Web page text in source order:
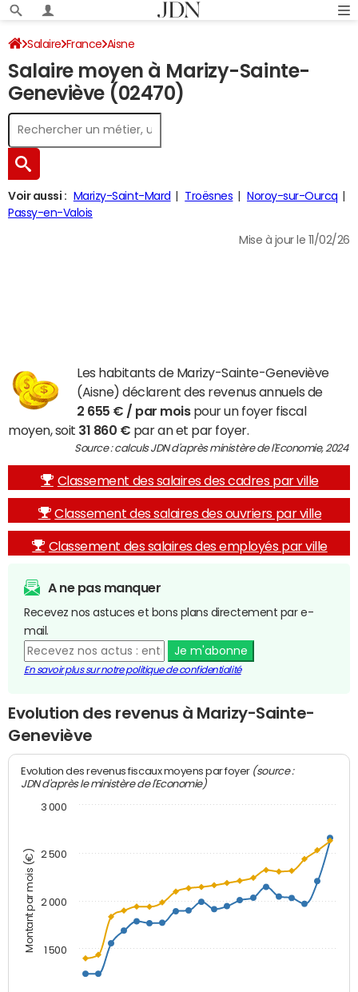
Salaire France Aisne
Salaire moyen à Marizy-Sainte-
Geneviève (02470)
Voir aussi : Marizy-Saint-Mard Troësnes
Noroy-sur-Ourcq
Passy-en-Valois
Mise à jour le 11/02/26
Les habitants de Marizy-Sainte-Geneviève
(Aisne) déclarent des revenus annuels de
2 655 € / par moispour un foyer fiscal
moyen, soit 31 860 € par an et par foyer.
Source : calculs JDN d'après ministère de l'Economie, 2024
Classement des salaires des cadres par ville
Classement des salaires des ouvriers par ville
Classement des salaires des employés par ville
A ne pas manquer
Recevez nos astuces et bons plans directement par e-
mail.
Je m'abonne
En savoir plus sur notre politique de confidentialité
Evolution des revenus à Marizy-Sainte-
Geneviève
Montant par mois (€)
Evolution des revenus fiscaux moyens par foyer (source :
JDN d'après le ministère de l'Economie)
1 500
2 000
2 500
3 000